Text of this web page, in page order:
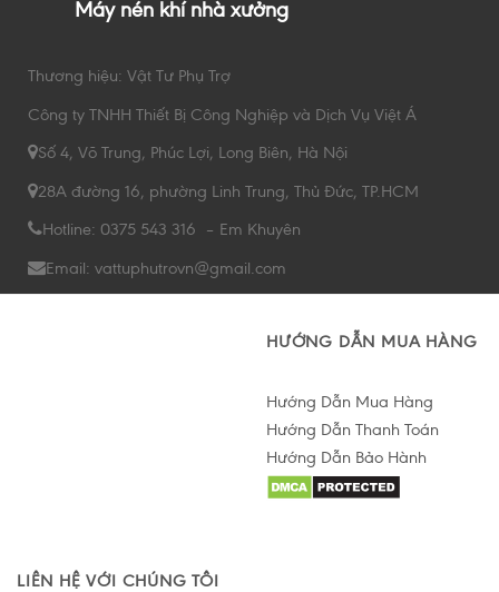
Máy nén khí nhà xưởng
Thương hiệu: Vật Tư Phụ Trợ
Công ty TNHH Thiết Bị Công Nghiệp và Dịch Vụ Việt Á
Số 4, Võ Trung, Phúc Lợi, Long Biên, Hà Nội
28A đường 16, phường Linh Trung, Thủ Đức, TP.HCM
Hotline: 0375 543 316 – Em Khuyên
Email: vattuphutrovn@gmail.com
HƯỚNG DẪN MUA HÀNG
Hướng Dẫn Mua Hàng
Hướng Dẫn Thanh Toán
Hướng Dẫn Bảo Hành
LIÊN HỆ VỚI CHÚNG TÔI